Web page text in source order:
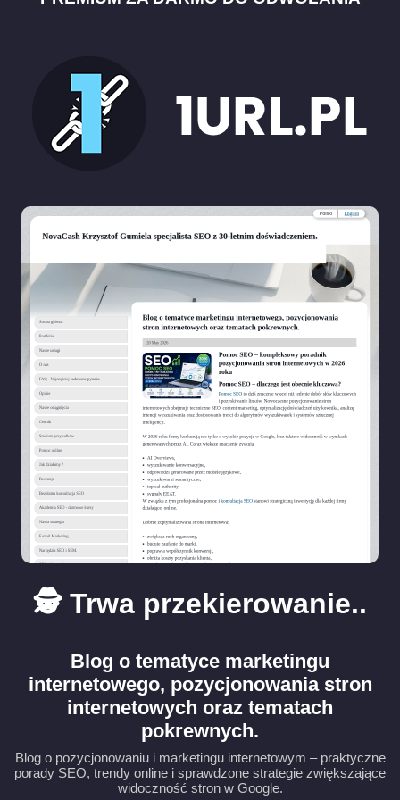
🕵️ Trwa przekierowanie..
Blog o tematyce marketingu
internetowego, pozycjonowania stron
internetowych oraz tematach
pokrewnych.
Blog o pozycjonowaniu i marketingu internetowym – praktyczne
porady SEO, trendy online i sprawdzone strategie zwiększające
widoczność stron w Google.